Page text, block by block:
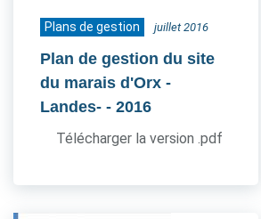
Plans de gestion juillet 2016
Plan de gestion du site
du marais d'Orx -
Landes- - 2016
Télécharger la version .pdf